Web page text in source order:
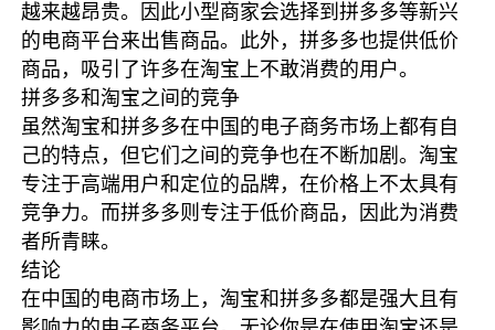
越来越昂贵。因此小型商家会选择到拼多多等新兴
的电商平台来出售商品。此外，拼多多也提供低价
商品，吸引了许多在淘宝上不敢消费的用户。
拼多多和淘宝之间的竞争
虽然淘宝和拼多多在中国的电子商务市场上都有自
己的特点，但它们之间的竞争也在不断加剧。淘宝
专注于高端用户和定位的品牌，在价格上不太具有
竞争力。而拼多多则专注于低价商品，因此为消费
者所青睐。
结论
在中国的电商市场上，淘宝和拼多多都是强大且有